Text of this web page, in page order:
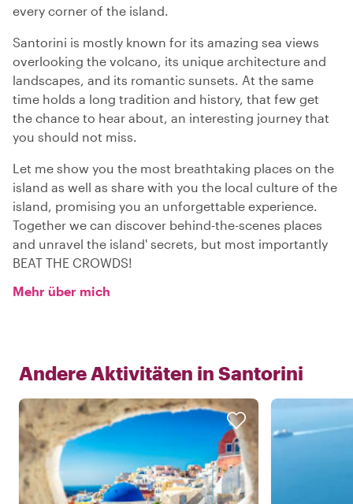
every corner of the island.
Santorini is mostly known for its amazing sea views
overlooking the volcano, its unique architecture and
landscapes, and its romantic sunsets. At the same
time holds a long tradition and history, that few get
the chance to hear about, an interesting journey that
you should not miss.
Let me show you the most breathtaking places on the
island as well as share with you the local culture of the
island, promising you an unforgettable experience.
Together we can discover behind-the-scenes places
and unravel the island' secrets, but most importantly
BEAT THE CROWDS!
Mehr über mich
Andere Aktivitäten in Santorini